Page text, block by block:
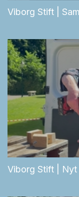
Viborg Stift |
Viborg Stift |